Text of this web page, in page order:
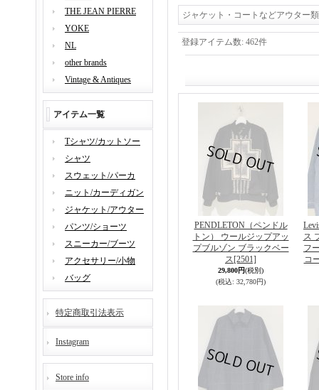
THE JEAN PIERRE
YOKE
NL
other brands
Vintage & Antiques
アイテム一覧
Tシャツ/カットソー
シャツ
スウェット/パーカ
ニット/カーディガン
ジャケット/アウター
パンツ/ショーツ
スニーカー/ブーツ
アクセサリー/小物
バッグ
特定商取引法表示
Instagram
Store info
ジャケット・コートなどアウター
登録アイテム数: 462件
PENDLETON（ペンドル
トン） ウールジップアッ
プブルゾン ブラックベー
ス[2501]
29,800円(税別)
(税込: 32,780円)
ス
フ
コ